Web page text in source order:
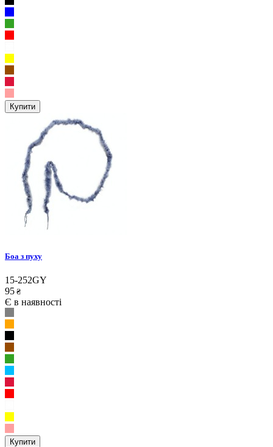
Купити
Боа з пуху
15-252GY
95 ₴
Є в наявності
Купити